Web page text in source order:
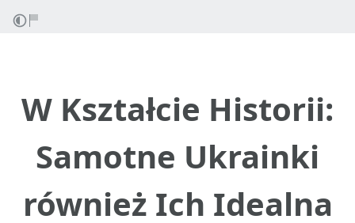
W Kształcie Historii:
Samotne Ukrainki
również Ich Idealna